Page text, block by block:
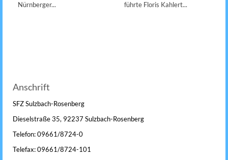
Nürnberger...
führte Floris Kahlert...
Anschrift
SFZ Sulzbach-Rosenberg
Dieselstraße 35, 92237 Sulzbach-Rosenberg
Telefon: 09661/8724-0
Telefax: 09661/8724-101